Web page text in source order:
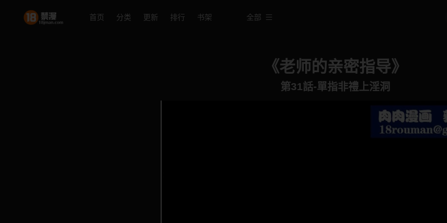
首页 分类 更新 排行 书架 全部
《老师的亲密指导》
第31話-單指非禮上淫洞